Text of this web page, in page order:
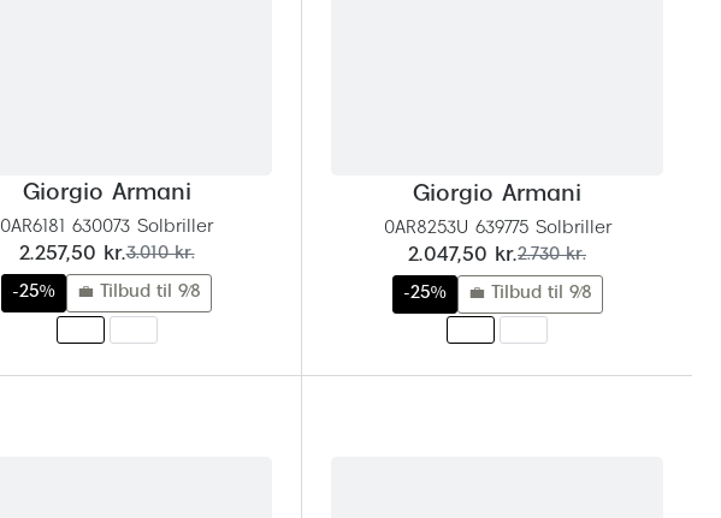
Giorgio Armani
0AR6181 630073 Solbriller
nu:
2.257,50 kr.før:
3.010 kr.
-25% 💼 Tilbud til 9/8
Giorgio Armani
0AR8253U 639775 Solbriller
nu:
2.047,50 kr.før:
2.730 kr.
-25% 💼 Tilbud til 9/8